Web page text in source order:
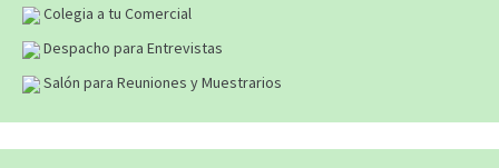
Colegia a tu Comercial
Despacho para Entrevistas
Salón para Reuniones y Muestrarios